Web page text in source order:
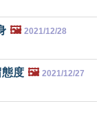
🖼️ 2021/12/28
度 🖼️ 2021/12/27